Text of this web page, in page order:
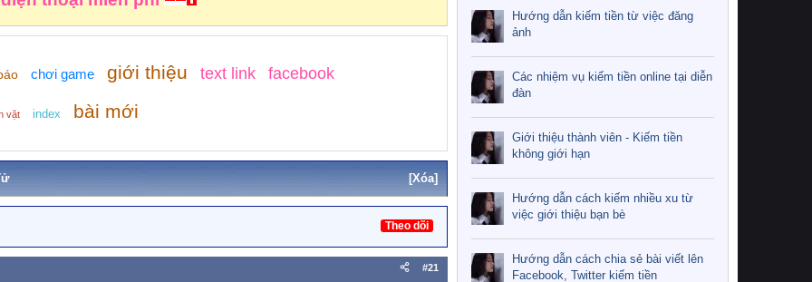
chơi game giới thiệu text link facebook
vặt index bài mới
[Xóa]
Theo dõi
#21
Hướng dẫn kiếm tiền từ việc đăng
ảnh
Các nhiệm vụ kiếm tiền online tại diễn
đàn
Giới thiệu thành viên - Kiếm tiền
không giới hạn
Hướng dẫn cách kiếm nhiều xu từ
việc giới thiệu bạn bè
Hướng dẫn cách chia sẻ bài viết lên
Facebook, Twitter kiếm tiền